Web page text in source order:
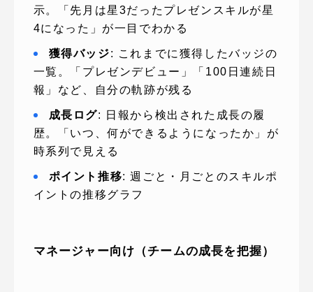
示。「先月は星3だったプレゼンスキルが星
4になった」が一目でわかる
獲得バッジ: これまでに獲得したバッジの
一覧。「プレゼンデビュー」「100日連続日
報」など、自分の軌跡が残る
成長ログ: 日報から検出された成長の履
歴。「いつ、何ができるようになったか」が
時系列で見える
ポイント推移: 週ごと・月ごとのスキルポ
イントの推移グラフ
マネージャー向け（チームの成長を把握）